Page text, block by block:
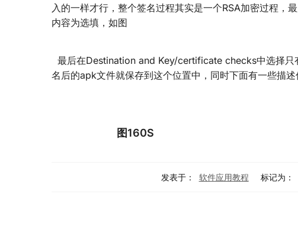
入的一样才行，整个签名过程其实是一个RSA加密过程
内容为选填，如图
最后在Destination and Key/certificate checks中选择
名后的apk文件就保存到这个位置中，同时下面有一些描
图160S
发表于： 软件应用教程 标记为：